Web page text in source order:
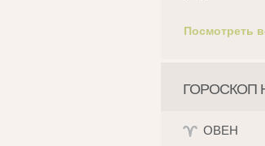
Посмотреть
ГОРОСКОП
ОВЕН